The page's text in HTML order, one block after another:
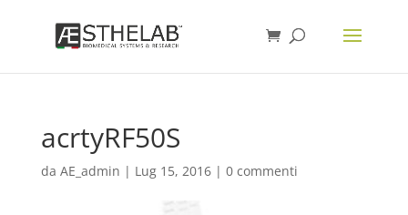
acrtyRF50S
da AE_admin | Lug 15, 2016| 0 commenti